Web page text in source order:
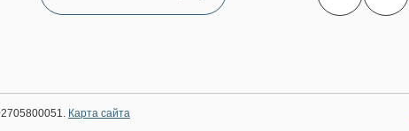
Карта сайта